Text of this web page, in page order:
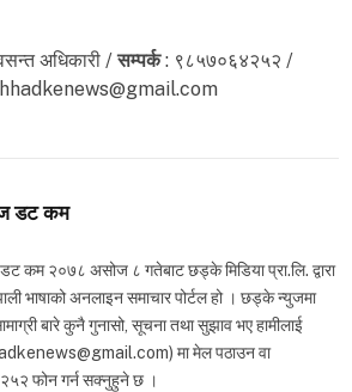
अधिकारी /सम्पर्क: ९८५७०६४२५२ /
डट कम
कम २०७८ असोज ८ गतेबाट छड्के मिडिया प्रा.लि. द्वारा
भाषाको अनलाइन समाचार पोर्टल हो । छड्के न्युजमा
बारे कुनै गुनासो, सूचना तथा सुझाव भए हामीलाई
मा मेल पठाउन वा
फोन गर्न सक्नुहुने छ ।